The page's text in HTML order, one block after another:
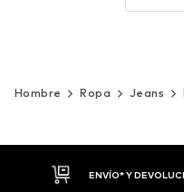
Hombre Ropa Jeans
DEVOLUCIONES